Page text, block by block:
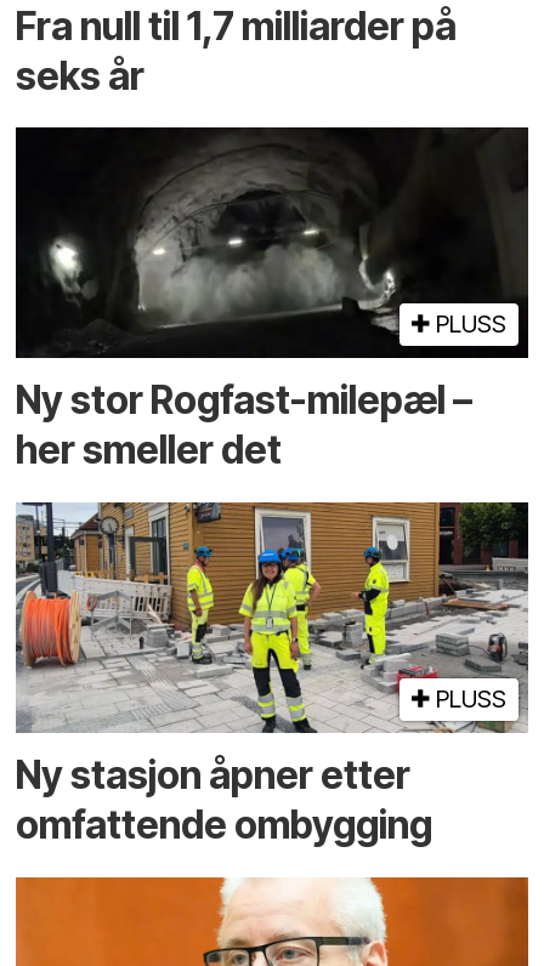
Fra null til 1,7 milliarder på
seks år
PLUSS
Ny stor Rogfast-milepæl –
her smeller det
PLUSS
Ny stasjon åpner etter
omfattende ombygging